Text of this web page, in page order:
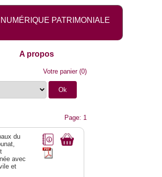
PATRIMONIALE
A propos
Votre panier(0)
Page: 1
du
avec
et